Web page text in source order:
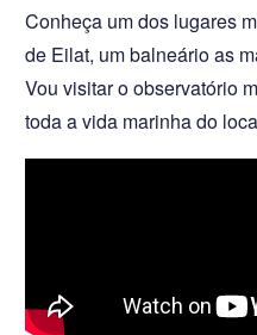
Conheça um dos lugares
de Eilat, um balneário as
Vou visitar o observatório
toda a vida marinha do